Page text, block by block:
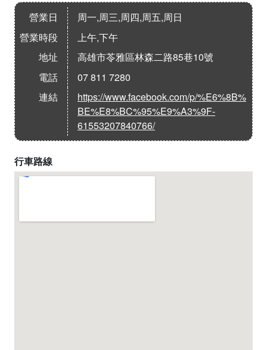
營業日
周一,周三,周四,周五,周日
營業時段
上午,下午
地址
高雄市苓雅區林森二路85巷10號
電話
07 811 7280
連結
https://www.facebook.com/p/%E6%8B%
BE%E8%BC%95%E9%A3%9F-
61553207840766/
行車路線